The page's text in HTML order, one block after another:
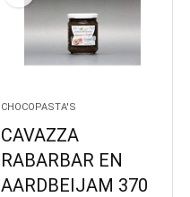
CHOCOPASTA'S
CAVAZZA
RABARBAR EN
AARDBEIJAM 370